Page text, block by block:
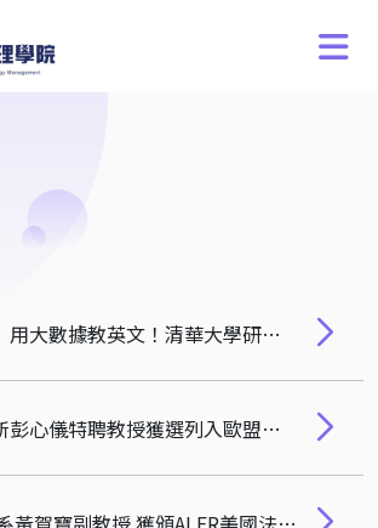
【蕃薯藤】用大數據教英文！清華大學研究團隊開發雲端寫作教練-史欽泰院長
本院科法所彭心儀特聘教授獲選列入歐盟對外經貿協定爭端解決程序之「仲裁主席」及「貿易與永續發展專家」候選人名單。